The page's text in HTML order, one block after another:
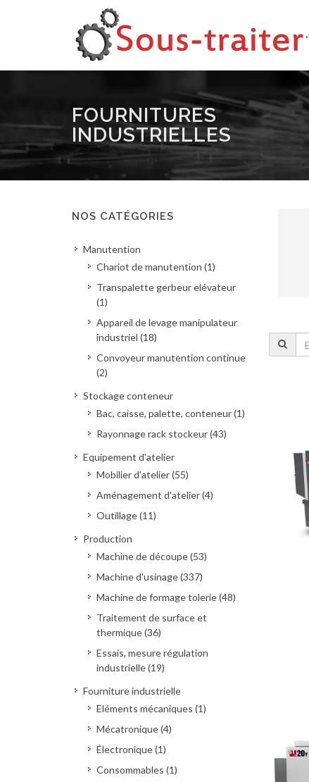
FOURNITURES
INDUSTRIELLES
NOS CATÉGORIES
Manutention
Chariot de manutention (1)
Transpalette gerbeur elévateur
(1)
Appareil de levage manipulateur
industriel (18)
Convoyeur manutention continue
(2)
Stockage conteneur
Bac, caisse, palette, conteneur (1)
Rayonnage rack stockeur (43)
Equipement d'atelier
Mobilier d'atelier (55)
Aménagement d'atelier (4)
Outillage (11)
Production
Machine de découpe (53)
Machine d'usinage (337)
Machine de formage tolerie (48)
Traitement de surface et
thermique (36)
Essais, mesure régulation
industrielle (19)
Fourniture industrielle
Eléments mécaniques (1)
Mécatronique (4)
Électronique (1)
Consommables (1)